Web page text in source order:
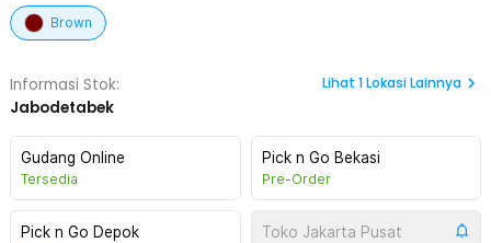
Brown
Informasi Stok:
Jabodetabek
Lihat 1Lokasi Lainnya
Gudang Online
Tersedia
Pick n Go Bekasi
Pre-Order
Pick n Go Depok Toko Jakarta Pusat